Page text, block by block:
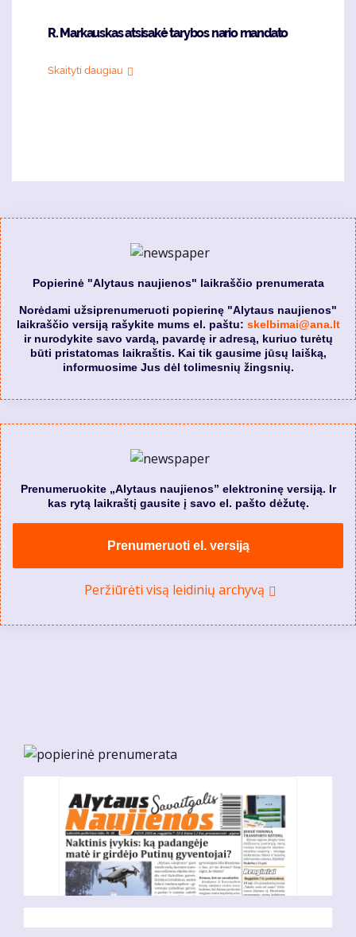
R. Markauskas atsisakė tarybos nario mandato
Skaityti daugiau
Popierinė "Alytaus naujienos" laikraščio prenumerata
Norėdami užsiprenumeruoti popierinę "Alytaus naujienos"
laikraščio versiją rašykite mums el. paštu: skelbimai@ana.lt
ir nurodykite savo vardą, pavardę ir adresą, kuriuo turėtų
būti pristatomas laikraštis. Kai tik gausime jūsų laišką,
informuosime Jus dėl tolimesnių žingsnių.
Prenumeruokite „Alytaus naujienos” elektroninę versiją. Ir
kas rytą laikraštį gausite į savo el. pašto dėžutę.
Prenumeruoti el. versiją
Peržiūrėti visą leidinių archyvą